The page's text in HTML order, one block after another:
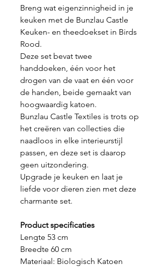
Breng wat eigenzinnigheid in je
keuken met de Bunzlau Castle
Keuken- en theedoekset in Birds
Rood.
Deze set bevat twee
handdoeken, één voor het
drogen van de vaat en één voor
de handen, beide gemaakt van
hoogwaardig katoen.
Bunzlau Castle Textiles is trots op
het creëren van collecties die
naadloos in elke interieurstijl
passen, en deze set is daarop
geen uitzondering.
Upgrade je keuken en laat je
liefde voor dieren zien met deze
charmante set.
Product specificaties
Lengte 53 cm
Breedte 60 cm
Materiaal: Biologisch Katoen